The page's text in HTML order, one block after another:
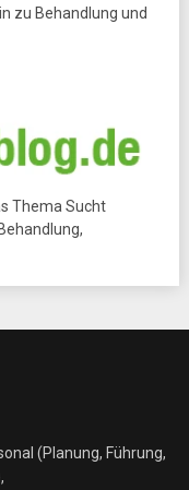
zu Behandlung und
Thema Sucht
(Planung, Führung,